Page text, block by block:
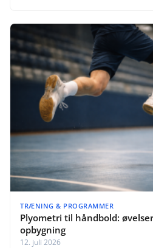
TRÆNING & PROGRAMMER
Plyometri til håndbold:
opbygning
12. juli 2026